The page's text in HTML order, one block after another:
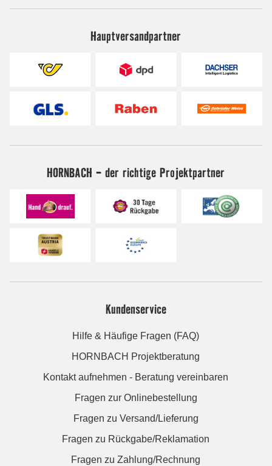
Hauptversandpartner
HORNBACH - der richtige Projektpartner
Kundenservice
Hilfe & Häufige Fragen (FAQ)
HORNBACH Projektberatung
Kontakt aufnehmen - Beratung vereinbaren
Fragen zur Onlinebestellung
Fragen zu Versand/Lieferung
Fragen zu Rückgabe/Reklamation
Fragen zu Zahlung/Rechnung